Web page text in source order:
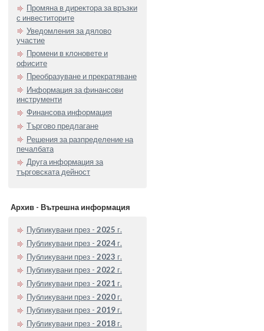
Промяна в директора за връзки
с инвеститорите
Уведомления за дялово
участие
Промени в клоновете и
офисите
Преобразуване и прекратяване
Информация за финансови
инструменти
Финансова информация
Търгово предлагане
Решения за разпределение на
печалбата
Друга информация за
търговската дейност
Архив - Вътрешна информация
Публикувани през - 2025 г.
Публикувани през - 2024 г.
Публикувани през - 2023 г.
Публикувани през - 2022 г.
Публикувани през - 2021 г.
Публикувани през - 2020 г.
Публикувани през - 2019 г.
Публикувани през - 2018 г.